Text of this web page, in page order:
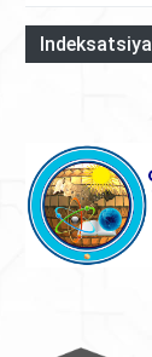
Indeksatsiya